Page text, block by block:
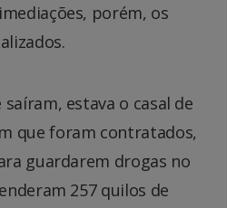
porém, os
estava o casal de
que foram contratados,
guardarem drogas no
257 quilos de